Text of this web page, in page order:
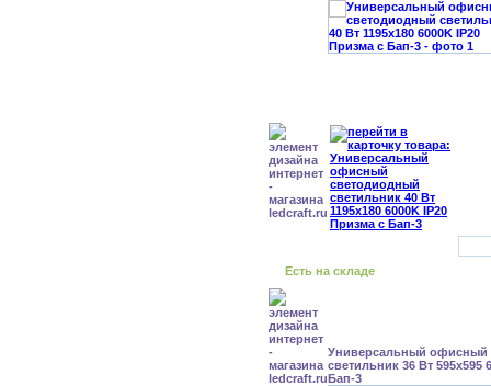
Есть на складе
Универсальный офисный
светильник 36 Вт 595x595
Бап-3